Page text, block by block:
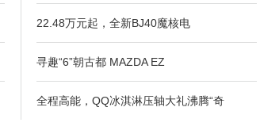
22.48万元起，全新BJ40魔核电
寻趣“6”朝古都 MAZDA EZ
全程高能，QQ冰淇淋压轴大礼沸腾“奇